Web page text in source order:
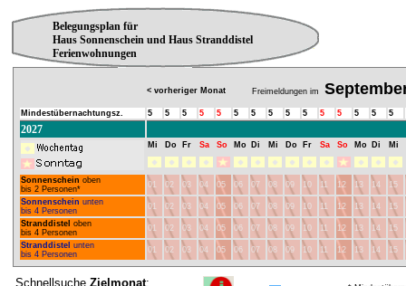
Belegungsplan für
Haus Sonnenschein und Haus Stranddistel
Ferienwohnungen
< vorheriger Monat Freimeldungen im
Mindestübernachtungsz. 5 5 5 5 5 5 5 5 5 5 5 5 5 5 5
2027
Mi Do Fr Sa So Mo Di Mi Do Fr Sa So Mo Di Mi
Sonnenschein oben
bis 2 Personen*
01 02 03 04 05 06 07 08 09 10 11 12 13 14
15
Sonnenschein unten
bis 4 Personen
01 02 03 04 05 06 07 08 09 10 11 12 13 14
15
Stranddistel oben
bis 4 Personen
01 02 03 04 05 06 07 08 09 10 11 12 13 14
15
Stranddistel unten
bis 4 Personen
01 02 03 04 05 06 07 08 09 10 11 12 13 14 15
Schnellsuche Zielmonat: